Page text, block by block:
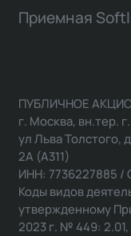
Приемная
ПУБЛИЧНОЕ
г. Москва, вн.тер.
ул Льва Толстого,
2А (А311)
ИНН: 7736227885 /
Коды видов
утвержденному
2023 г. № 449: 2.01,